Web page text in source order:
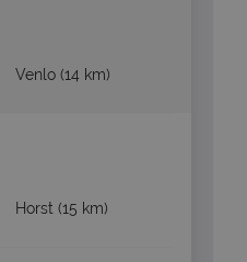
Venlo (14 km)
Horst (15 km)